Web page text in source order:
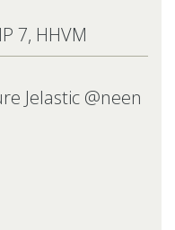
7, HHVM
Jelastic @neen